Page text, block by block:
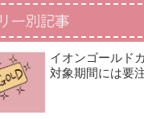
ー別記事
イオンゴールド
対象期間には要